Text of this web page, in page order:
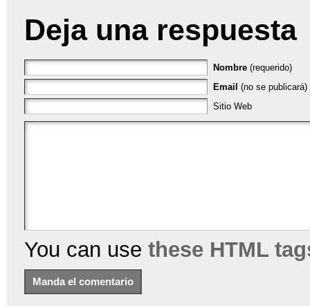
Deja una respuesta
Nombre (requerido)
Email (no se publicará)
Sitio Web
You can use these HTML